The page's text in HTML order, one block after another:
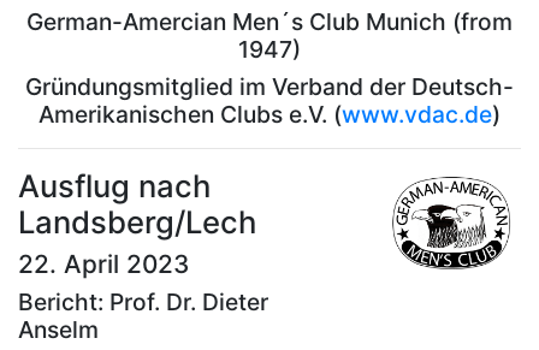
German-Amercian Men´s Club Munich (from
1947)
Gründungsmitglied im Verband der Deutsch-
Amerikanischen Clubs e.V. (www.vdac.de)
Ausflug nach
Landsberg/Lech
22. April 2023
Bericht: Prof. Dr. Dieter
Anselm